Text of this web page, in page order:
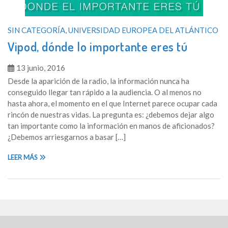
SIN CATEGORÍA,UNIVERSIDAD EUROPEA DEL ATLÁNTICO
Vipod, dónde lo importante eres tú
13 junio, 2016
Desde la aparición de la radio, la información nunca ha
conseguido llegar tan rápido a la audiencia. O al menos no
hasta ahora, el momento en el que Internet parece ocupar cada
rincón de nuestras vidas. La pregunta es: ¿debemos dejar algo
tan importante como la información en manos de aficionados?
¿Debemos arriesgarnos a basar […]
LEER MÁS